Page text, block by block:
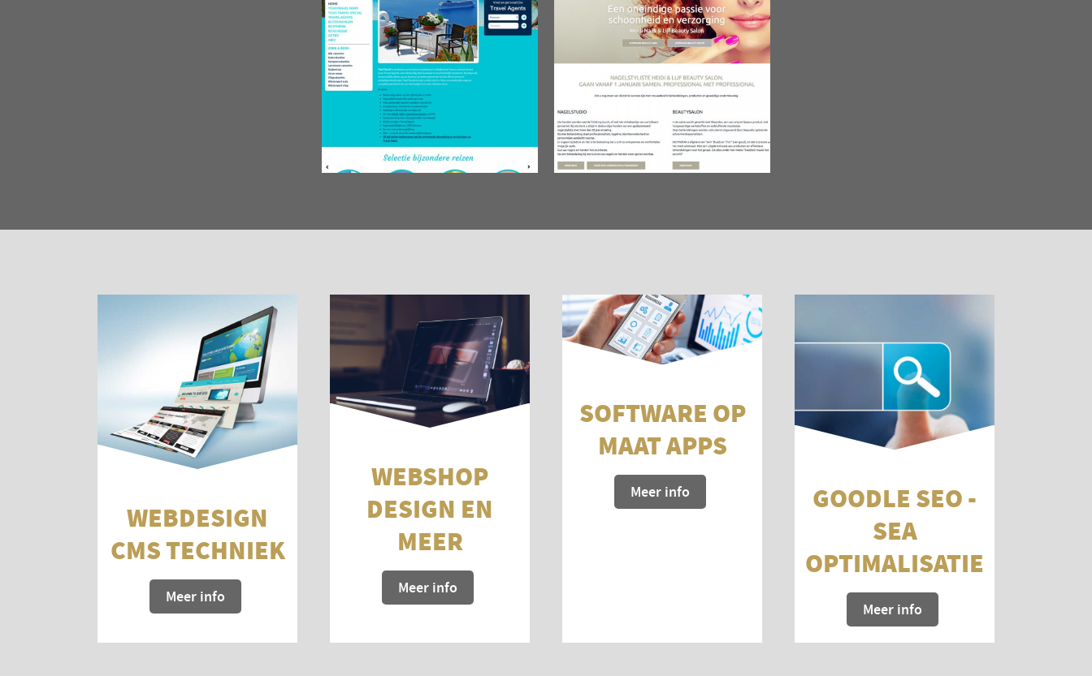
WEBDESIGN
CMS TECHNIEK
Meer info
WEBSHOP
DESIGN EN
MEER
Meer info
SOFTWARE OP
MAAT APPS
Meer info
GOODLE SEO -
SEA
OPTIMALISATIE
Meer info